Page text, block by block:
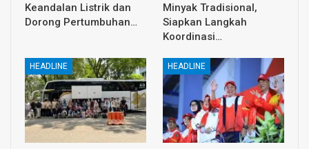
Keandalan Listrik dan
Dorong Pertumbuhan…
Minyak Tradisional,
Siapkan Langkah
Koordinasi…
HEADLINE HEADLINE